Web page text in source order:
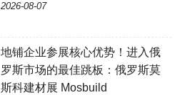
2026-08-07
地铺企业参展核心优势！进入俄
罗斯市场的最佳跳板：俄罗斯莫
斯科建材展 Mosbuild